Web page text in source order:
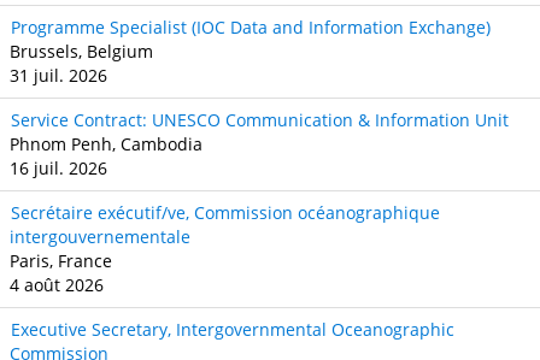
Programme Specialist (IOC Data and Information Exchange)
Brussels, Belgium
31 juil. 2026
Service Contract: UNESCO Communication & Information Unit
Phnom Penh, Cambodia
16 juil. 2026
Secrétaire exécutif/ve, Commission océanographique
intergouvernementale
Paris, France
4 août 2026
Executive Secretary, Intergovernmental Oceanographic
Commission